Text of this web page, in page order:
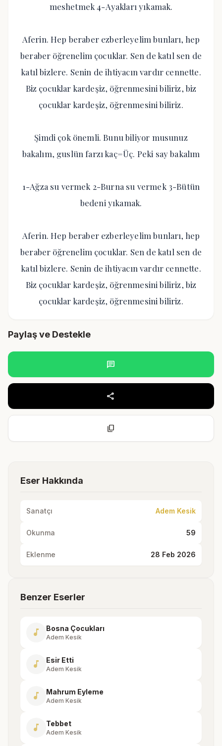
meshetmek 4-Ayakları yıkamak.
Aferin. Hep beraber ezberleyelim bunları, hep
beraber öğrenelim çocuklar. Sen de katıl sen de
katıl bizlere. Senin de ihtiyacın vardır cennette.
Biz çocuklar kardeşiz, öğrenmesini biliriz, biz
çocuklar kardeşiz, öğrenmesini biliriz.
Şimdi çok önemli. Bunu biliyor musunuz
bakalım, guslün farzı kaç=Üç. Peki say bakalım
1-Ağza su vermek 2-Burna su vermek 3-Bütün
bedeni yıkamak.
Aferin. Hep beraber ezberleyelim bunları, hep
beraber öğrenelim çocuklar. Sen de katıl sen de
katıl bizlere. Senin de ihtiyacın vardır cennette.
Biz çocuklar kardeşiz, öğrenmesini biliriz, biz
çocuklar kardeşiz, öğrenmesini biliriz.
Paylaş ve Destekle
chat
share
content_copy
Eser Hakkında
Sanatçı Adem Kesik
Okunma 59
Eklenme 28 Feb 2026
Benzer Eserler
music_note Bosna Çocukları
Adem Kesik
music_note Esir Etti
Adem Kesik
music_note Mahrum Eyleme
Adem Kesik
music_note Tebbet
Adem Kesik